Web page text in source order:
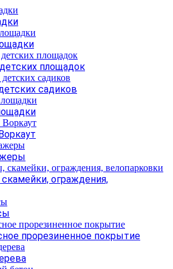
площадок
садиков
ограждения,
прорезиненное покрытие